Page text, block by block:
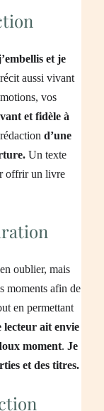
et je
aussi vivant
vos
et fidèle à
d’une
Un texte
offrir un livre
oublier, mais
moments afin de
en permettant
ait envie
moment. Je
et des titres.